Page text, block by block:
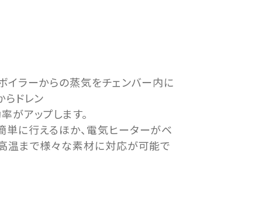
イラーからの蒸気をチェンバー内に
らドレン
がアップします。
に行えるほか、電気ヒーターがベ
温まで様々な素材に対応が可能で